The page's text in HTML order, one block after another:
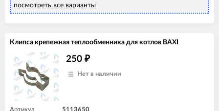
посмотреть все варианты
Клипса крепежная теплообменника для котлов BAXI
250 ₽
Нет в наличии
Артикул 5113650